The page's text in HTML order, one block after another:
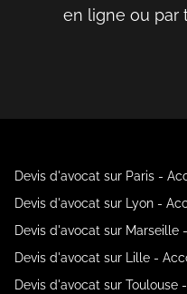
en ligne ou par
Devis d'avocat sur Paris -
Devis d'avocat sur Lyon -
Devis d'avocat sur Marseille
Devis d'avocat sur Lille -
Devis d'avocat sur Toulouse